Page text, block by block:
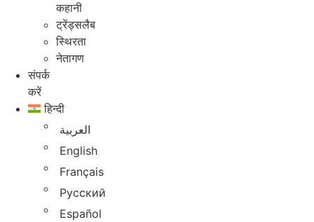
कहानी
ट्रेंड्सलैब
स्थिरता
नेतागण
संपर्क
करें
हिन्दी
العربية
English
Français
Русский
Español